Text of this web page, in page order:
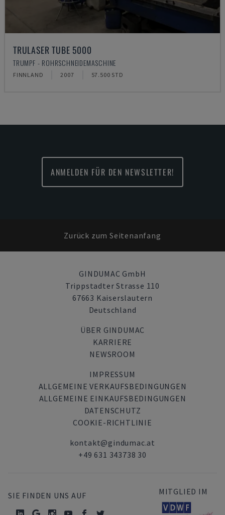
TRULASER TUBE 5000
TRUMPF - ROHRSCHNEIDEMASCHINE
FINNLAND 2007 57.500 STD
ANMELDEN FÜR DEN NEWSLETTER!
Zurück zum Seitenanfang
GINDUMAC GmbH
Trippstadter Strasse 110
67663 Kaiserslautern
Deutschland
ÜBER GINDUMAC
KARRIERE
NEWSROOM
IMPRESSUM
ALLGEMEINE VERKAUFSBEDINGUNGEN
ALLGEMEINE EINKAUFSBEDINGUNGEN
DATENSCHUTZ
COOKIE-RICHTLINIE
kontakt@gindumac.at
+49 631 343738 30
SIE FINDEN UNS AUF MITGLIED IM